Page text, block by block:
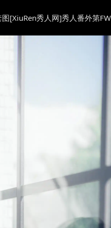
[XiuRen秀人网]秀人番外第